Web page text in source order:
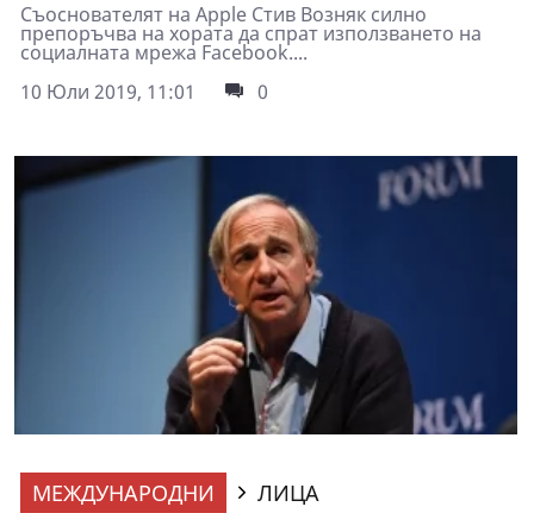
Съоснователят на Apple Стив Возняк силно
препоръчва на хората да спрат използването на
социалната мрежа Facebook....
10 Юли 2019, 11:01
0
МЕЖДУНАРОДНИ
ЛИЦА